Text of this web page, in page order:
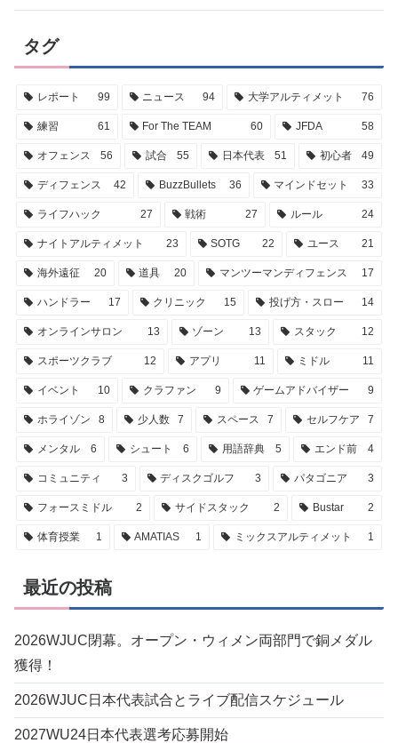
タグ
レポート 99 ニュース 94 大学アルティメット 76
練習 61 For The TEAM 60 JFDA 58
オフェンス 56 試合 55 日本代表 51 初心者 49
ディフェンス 42 BuzzBullets 36 マインドセット 33
ライフハック 27 戦術 27 ルール 24
ナイトアルティメット 23 SOTG 22 ユース 21
海外遠征 20 道具 20 マンツーマンディフェンス 17
ハンドラー 17 クリニック 15 投げ方・スロー 14
オンラインサロン 13 ゾーン 13 スタック 12
スポーツクラブ 12 アプリ 11 ミドル 11
イベント 10 クラファン 9 ゲームアドバイザー 9
ホライゾン 8 少人数 7 スペース 7 セルフケア 7
メンタル 6 シュート 6 用語辞典 5 エンド前 4
コミュニティ 3 ディスクゴルフ 3 パタゴニア 3
フォースミドル 2 サイドスタック 2 Bustar 2
体育授業 1 AMATIAS 1 ミックスアルティメット 1
最近の投稿
2026WJUC閉幕。オープン・ウィメン両部門で銅メダル
獲得！
2026WJUC日本代表試合とライブ配信スケジュール
2027WU24日本代表選考応募開始